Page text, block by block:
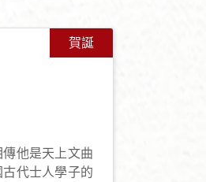
賀誕
他是天上文曲
代士人學子的